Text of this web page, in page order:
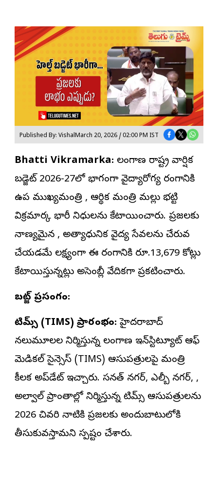
Published By: VishalMarch 20, 2026 / 02:00 PM IST
Bhatti Vikramarka: తెలంగాణ రాష్ట్ర వార్షిక
బడ్జెట్ 2026-27లో భాగంగా వైద్యారోగ్య రంగానికి
ఉప ముఖ్యమంత్రి , ఆర్థిక మంత్రి మల్లు భట్టి
విక్రమార్క భారీ నిధులను కేటాయించారు. ప్రజలకు
నాణ్యమైన , అత్యాధునిక వైద్య సేవలను చేరువ
చేయడమే లక్ష్యంగా ఈ రంగానికి రూ.13,679 కోట్లు
కేటాయిస్తున్నట్లు అసెంబ్లీ వేదికగా ప్రకటించారు.
బడ్జెట్ ప్రసంగం:
టిమ్స్ (TIMS) ప్రారంభం: హైదరాబాద్
నలుమూలల నిర్మిస్తున్న తెలంగాణ ఇన్‌స్టిట్యూట్ ఆఫ్
మెడికల్ సైన్సెస్ (TIMS) ఆసుపత్రులపై మంత్రి
కీలక అప్‌డేట్ ఇచ్చారు. సనత్ నగర్, ఎల్బీ నగర్, ,
అల్వాల్ ప్రాంతాల్లో నిర్మిస్తున్న టిమ్స్ ఆసుపత్రులను
2026 చివరి నాటికి ప్రజలకు అందుబాటులోకి
తీసుకువస్తామని స్పష్టం చేశారు.